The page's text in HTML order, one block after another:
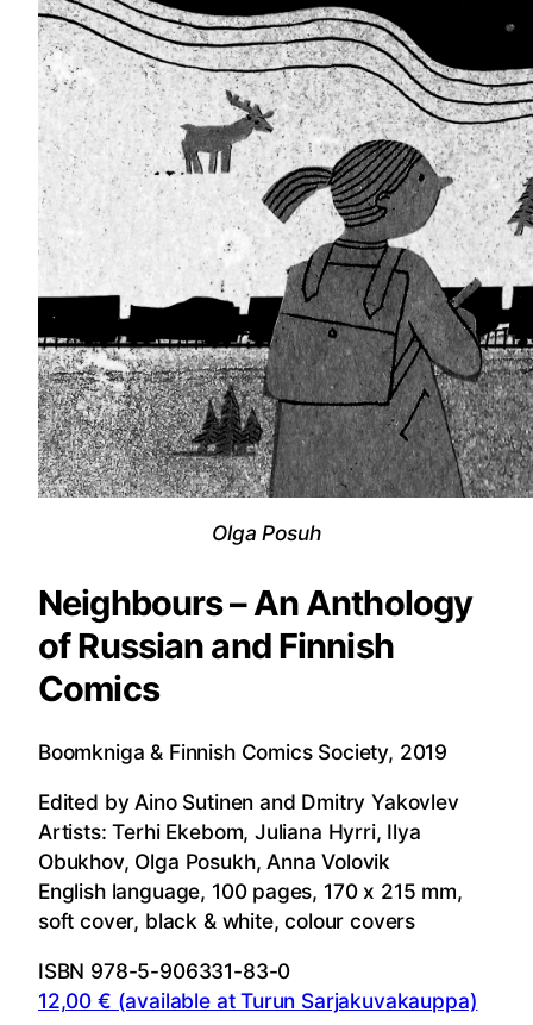
Olga Posuh
Neighbours – An Anthology
of Russian and Finnish
Comics
Boomkniga & Finnish Comics Society, 2019
Edited by Aino Sutinen and Dmitry Yakovlev
Artists: Terhi Ekebom, Juliana Hyrri, Ilya
Obukhov, Olga Posukh, Anna Volovik
English language, 100 pages, 170 x 215 mm,
soft cover, black & white, colour covers
ISBN 978-5-906331-83-0
12,00 € (available at Turun Sarjakuvakauppa)